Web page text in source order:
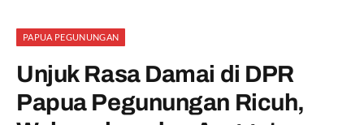
PAPUA PEGUNUNGAN
Unjuk Rasa Damai di DPR
Papua Pegunungan Ricuh,